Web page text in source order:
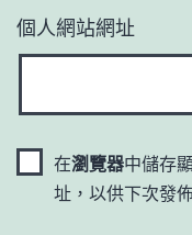
個人網站網址
在瀏覽器中儲存
址，以供下次發